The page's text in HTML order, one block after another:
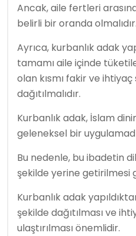
Ancak, aile fertleri
belirli bir oranda olmalıdır.
Ayrıca, kurbanlık adak
tamamı aile içinde
olan kısmı fakir ve
dağıtılmalıdır.
Kurbanlık adak, İslam
geleneksel bir
Bu nedenle, bu ibadetin
şekilde yerine getirilmesi
Kurbanlık adak
şekilde dağıtılması ve
ulaştırılması önemlidir.